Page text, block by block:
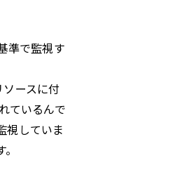
準で監視す
ースに付
ているんで
視していま